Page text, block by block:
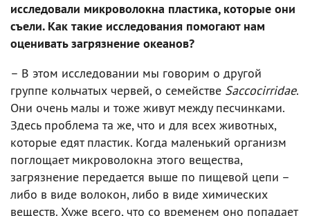
исследовали микроволокна пластика, которые они
съели. Как такие исследования помогают нам
оценивать загрязнение океанов?
– В этом исследовании мы говорим о другой
группе кольчатых червей, о семействе Saccocirridae.
Они очень малы и тоже живут между песчинками.
Здесь проблема та же, что и для всех животных,
которые едят пластик. Когда маленький организм
поглощает микроволокна этого вещества,
загрязнение передается выше по пищевой цепи –
либо в виде волокон, либо в виде химических
веществ. Хуже всего, что со временем оно попадает